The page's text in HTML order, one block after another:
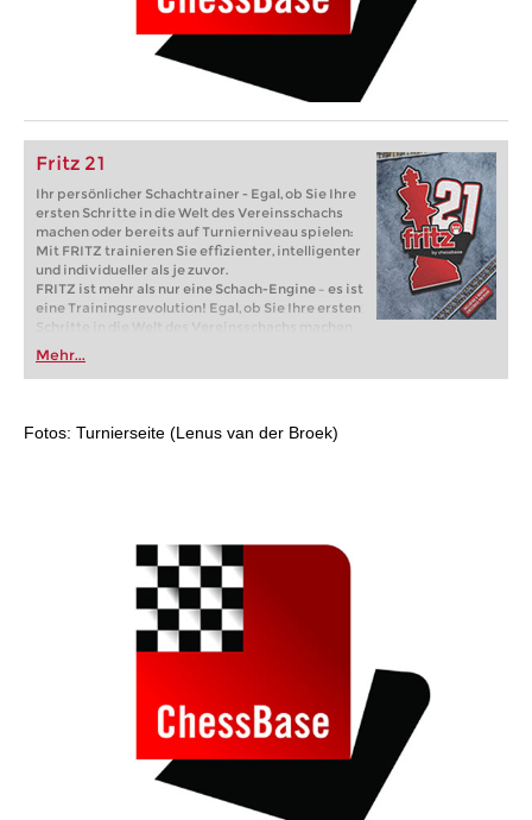
Fritz 21
Ihr persönlicher Schachtrainer - Egal, ob Sie Ihre
ersten Schritte in die Welt des Vereinsschachs
machen oder bereits auf Turnierniveau spielen:
Mit FRITZ trainieren Sie effizienter, intelligenter
und individueller als je zuvor.
FRITZ ist mehr als nur eine Schach-Engine – es ist
eine Trainingsrevolution! Egal, ob Sie Ihre ersten
Schritte in die Welt des Vereinsschachs machen
oder bereits auf Turnierniveau spielen: Mit
FRITZ trainieren Sie effizienter, intelligenter und
individueller als je zuvor.
Mehr...
Fotos: Turnierseite (Lenus van der Broek)